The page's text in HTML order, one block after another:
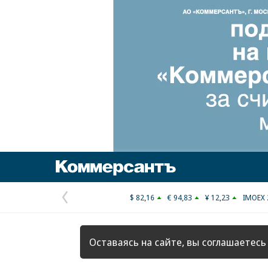
Предыдущая
страница
$ 82,16 € 94,83 ¥ 12,23 IMOEX
Оставаясь на сайте, вы соглашаетесь